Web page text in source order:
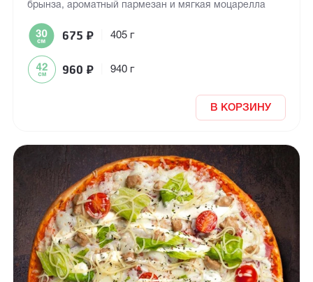
брынза, ароматный пармезан и мягкая моцарелла
675 ₽ 405 г
960 ₽ 940 г
В КОРЗИНУ